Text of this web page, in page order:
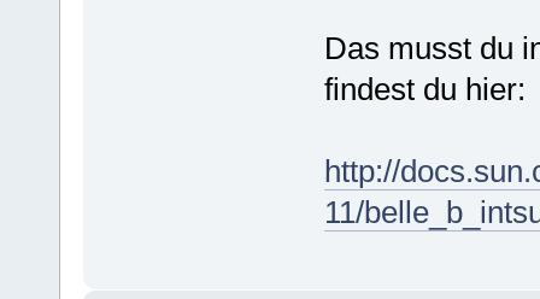
Das musst du
findest du hier:
http://
11/